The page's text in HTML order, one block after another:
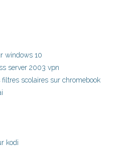
windows 10
server 2003 vpn
scolaires sur chromebook
kodi